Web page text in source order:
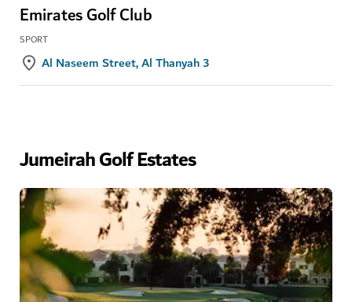
Emirates Golf Club
SPORT
Al Naseem Street, Al Thanyah 3
Jumeirah Golf Estates